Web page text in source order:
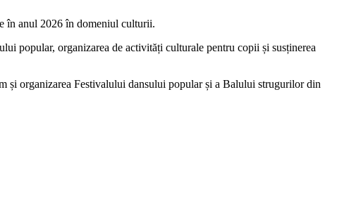
în anul 2026 în domeniul culturii.
popular, organizarea de activități culturale pentru copii și susținerea
și organizarea Festivalului dansului popular și a Balului strugurilor din